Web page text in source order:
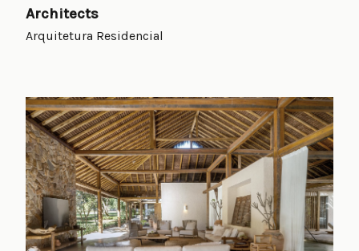
Architects
Arquitetura Residencial